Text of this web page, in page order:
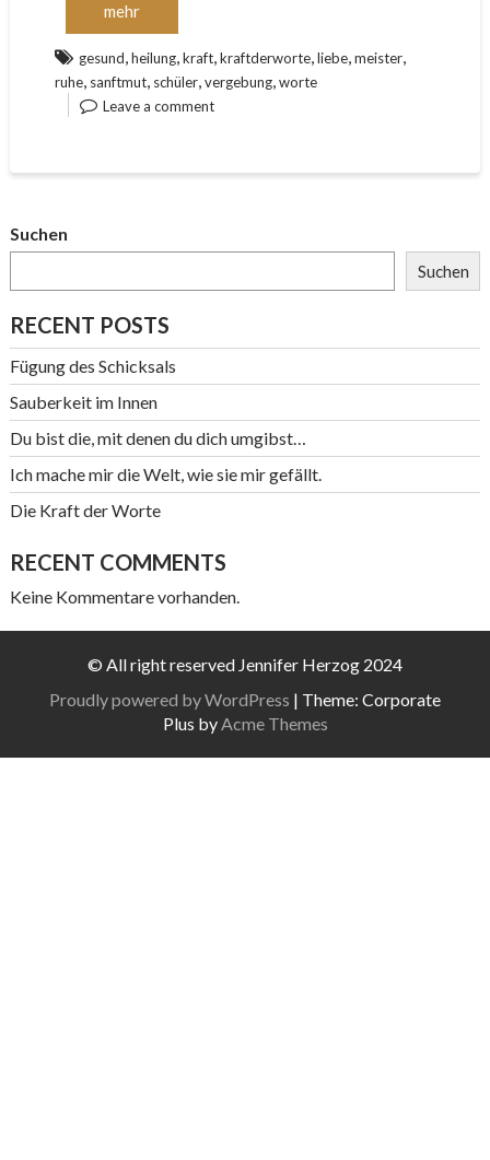
mehr
gesund,heilung,kraft,kraftderworte,liebe,meister,
ruhe, sanftmut, schüler,vergebung,worte
Leave a comment
Suchen
Suchen
RECENT POSTS
Fügung des Schicksals
Sauberkeit im Innen
Du bist die, mit denen du dich umgibst…
Ich mache mir die Welt, wie sie mir gefällt.
Die Kraft der Worte
RECENT COMMENTS
Keine Kommentare vorhanden.
© All right reserved Jennifer Herzog 2024
Proudly powered by WordPress | Theme: Corporate
Plus byAcme Themes